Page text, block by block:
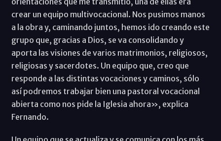
crear un equipo multivocacional. Nos pusimos manos
a la obra y, caminando juntos, hemos ido creando este
grupo que, gracias a Dios, se va consolidando y
aporta las visiones de varios matrimonios, religiosos,
religiosas y sacerdotes. Un equipo que, creo que
responde a las distintas vocaciones y caminos, sólo
así podremos trabajar bien una pastoral vocacional
abierta como nos pide la Iglesia ahora», explica
Fernando.